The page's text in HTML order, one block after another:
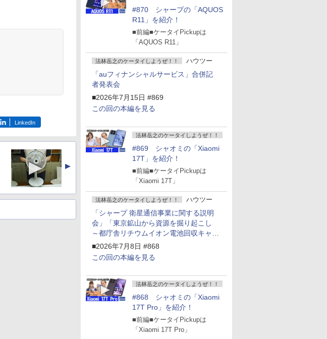
#870 シャープの「AQUOS
R11」を紹介！
■前編■ケータイPickupは
「AQUOS R11」
法林岳之のケータイしようぜ！！ ハウツー
「auフィナンシャルサービス」合併記
者発表会
■2026年7月15日 #869
この回の本編を見る
法林岳之のケータイしようぜ！！
#869 シャオミの「Xiaomi
17T」を紹介！
■前編■ケータイPickupは
「Xiaomi 17T」
法林岳之のケータイしようぜ！！ ハウツー
「シャープ 衛星通信事業に関する説明
会」「東京鉱山から資源を掘り起こし
～都庁舎リチウムイオン電池回収キャン
ペーン～」
■2026年7月8日 #868
この回の本編を見る
法林岳之のケータイしようぜ！！
#868 シャオミの「Xiaomi
17T Pro」を紹介！
■前編■ケータイPickupは
「Xiaomi 17T Pro」
LinkedIn
▲